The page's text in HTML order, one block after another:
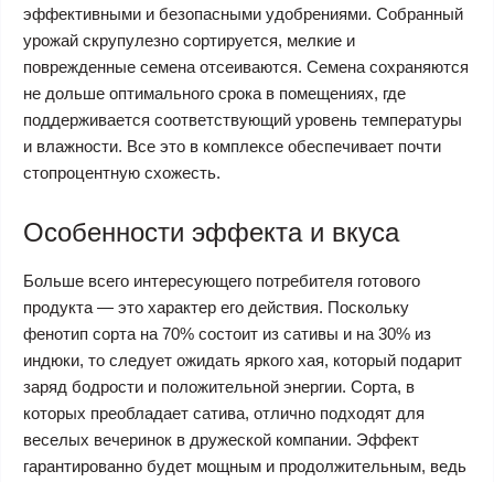
эффективными и безопасными удобрениями. Собранный
урожай скрупулезно сортируется, мелкие и
поврежденные семена отсеиваются. Семена сохраняются
не дольше оптимального срока в помещениях, где
поддерживается соответствующий уровень температуры
и влажности. Все это в комплексе обеспечивает почти
стопроцентную схожесть.
Особенности эффекта и вкуса
Больше всего интересующего потребителя готового
продукта ― это характер его действия. Поскольку
фенотип сорта на 70% состоит из сативы и на 30% из
индюки, то следует ожидать яркого хая, который подарит
заряд бодрости и положительной энергии. Сорта, в
которых преобладает сатива, отлично подходят для
веселых вечеринок в дружеской компании. Эффект
гарантированно будет мощным и продолжительным, ведь